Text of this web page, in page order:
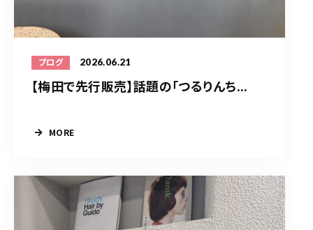
ブログ 2026.06.21
【梅田で先行販売】話題の「つるりんち...
MORE